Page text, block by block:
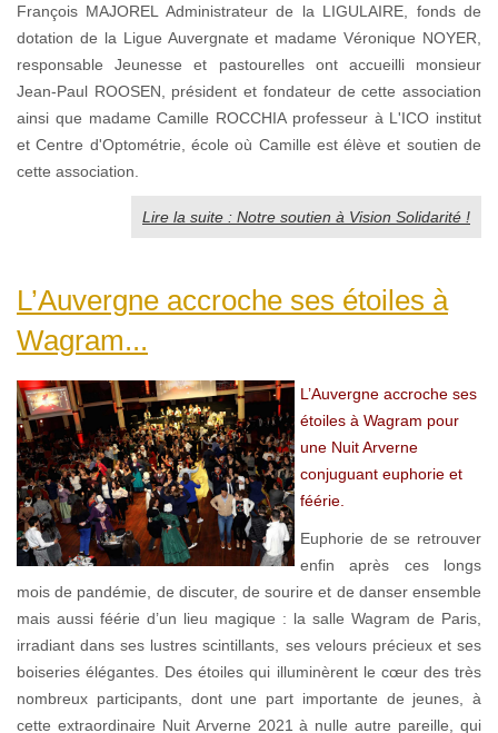
François MAJOREL Administrateur de la LIGULAIRE, fonds de
dotation de la Ligue Auvergnate et madame Véronique NOYER,
responsable Jeunesse et pastourelles ont accueilli monsieur
Jean-Paul ROOSEN, président et fondateur de cette association
ainsi que madame Camille ROCCHIA professeur à L'ICO institut
et Centre d'Optométrie, école où Camille est élève et soutien de
cette association.
Lire la suite : Notre soutien à Vision Solidarité !
L’Auvergne accroche ses étoiles à
Wagram...
L’Auvergne accroche ses
étoiles à Wagram pour
une Nuit Arverne
conjuguant euphorie et
féérie.
Euphorie de se retrouver
enfin après ces longs
mois de pandémie, de discuter, de sourire et de danser ensemble
mais aussi féérie d’un lieu magique : la salle Wagram de Paris,
irradiant dans ses lustres scintillants, ses velours précieux et ses
boiseries élégantes. Des étoiles qui illuminèrent le cœur des très
nombreux participants, dont une part importante de jeunes, à
cette extraordinaire Nuit Arverne 2021 à nulle autre pareille, qui